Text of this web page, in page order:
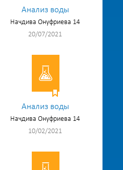
Анализ воды
Начдива Онуфриева 14
20/07/2021
Анализ воды
Начдива Онуфриева 14
10/02/2021